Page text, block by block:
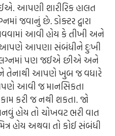
આપણી શારીરિક હાલત
જવાનું છે. ડોક્ટર દ્વારા
આવી હોય કે તીખી અને
આપણે આપણા સંબંધીને દુઃખી
લગ્નમાં પણ જઈએ છીએ અને
આપણે ખુબ જ વધારે
આવી જ માનસિકતા
કરી જ નથી શકતા. જો
હોય તો ચોખવટ ભરી વાત
હોય અથવા તો કોઈ સંબંધી